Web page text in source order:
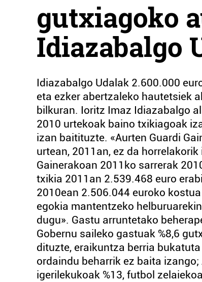
gutxiagoko
Idiazabalgo
Idiazabalgo Udalak 2.600.000
eta ezker abertzaleko hautetsiek
bilkuran. Ioritz Imaz Idiazabalgo
2010 urtekoak baino txikiagoak
izan baitituzte. «Aurten Guardi
urtean, 2011an, ez da
Gainerakoan 2011ko sarrerak
txikia 2011an 2.539.468 euro
2010ean 2.506.044 euroko
egokia mantentzeko
dugu». Gastu arruntetako
Gobernu saileko gastuak %8,6
dituzte, eraikuntza berria
ordaindu beharrik ez baita
igerilekukoak %13, futbol